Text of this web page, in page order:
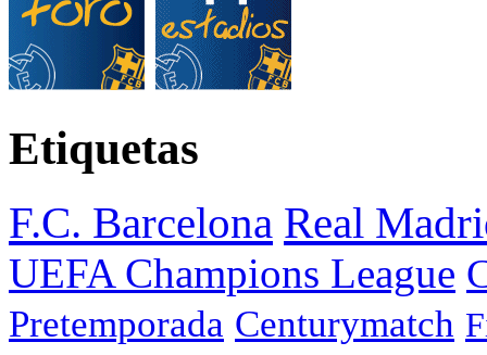
Etiquetas
F.C. Barcelona Real
UEFA Champions League
Pretemporada Centurymatch